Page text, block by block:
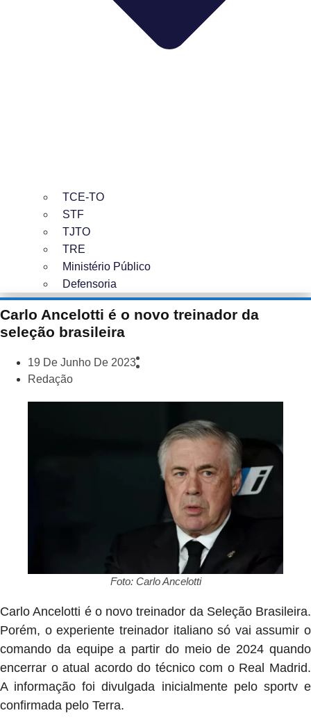
TCE-TO
STF
TJTO
TRE
Ministério Público
Defensoria
Carlo Ancelotti é o novo treinador da
seleção brasileira
19 De Junho De 2023
Redação
Foto: Carlo Ancelotti
Carlo Ancelotti é o novo treinador da Seleção Brasileira.
Porém, o experiente treinador italiano só vai assumir o
comando da equipe a partir do meio de 2024 quando
encerrar o atual acordo do técnico com o Real Madrid.
A informação foi divulgada inicialmente pelo sportv e
confirmada pelo Terra.